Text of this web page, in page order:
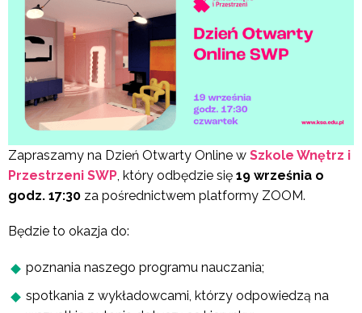
Zapraszamy na Dzień Otwarty Online w Szkole Wnętrz i
Przestrzeni SWP, który odbędzie się 19 września o
godz. 17:30 za pośrednictwem platformy ZOOM.
Będzie to okazja do:
poznania naszego programu nauczania;
spotkania z wykładowcami, którzy odpowiedzą na